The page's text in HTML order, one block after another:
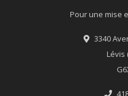
Pour une mise
3340
Lévis